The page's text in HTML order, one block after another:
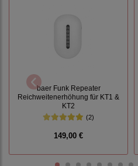
baer Funk Repeater
Reichweitenerhöhung für KT1 &
KT2
(2)
149,00 €